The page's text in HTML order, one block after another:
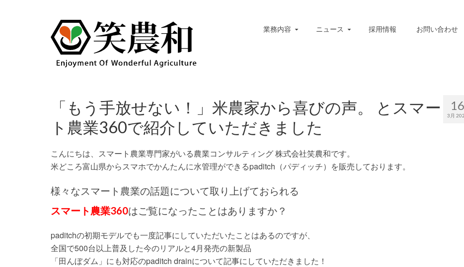
業務内容 ニュース 採用情報 お問い合わせ
16
3月
「もう手放せない！」米農家から喜びの声。 とスマー
ト農業360で紹介していただきました
こんにちは、スマート農業専門家がいる農業コンサルティング 株式会社笑農和です。
米どころ富山県からスマホでかんたんに水管理ができるpaditch（パディッチ）を販売しております。
様々なスマート農業の話題について取り上げておられる
スマート農業360はご覧になったことはありますか？
paditchの初期モデルでも一度記事にしていただいたことはあるのですが、
全国で500台以上普及した今のリアルと4月発売の新製品
「田んぼダム」にも対応のpaditch drainについて記事にしていただきました！